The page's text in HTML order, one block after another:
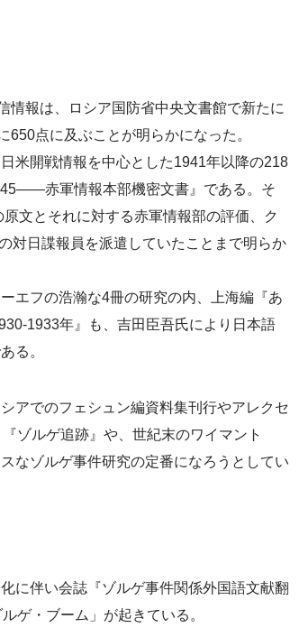
情報は、ロシア国防省中央文書館で新たに
点に及ぶことが明らかになった。
米開戦情報を中心とした1941年以降の218
赤軍情報本部機密文書』である。そ
文とそれに対する赤軍情報部の評価、ク
対日諜報員を派遣していたことまで明らか
エフの浩瀚な4冊の研究の内、上海編『あ
1933年』も、吉田臣吾氏により日本語
る。
アでのフェシュン編資料集刊行やアレクセ
ゾルゲ追跡』や、世紀末のワイマント
なゾルゲ事件研究の定番になろうとしてい
に伴い会誌『ゾルゲ事件関係外国語文献翻
ゲ・ブーム」が起きている。